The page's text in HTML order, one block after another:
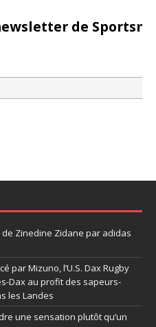
de
Zinedine Zidane par adidas
par Mizuno, l’U.S. Dax Rugby
Dax au profit des sapeurs-
les Landes
une sensation plutôt qu’un